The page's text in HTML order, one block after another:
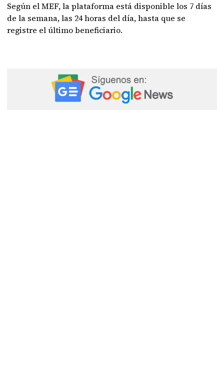
Según el MEF, la plataforma está disponible los 7 días
de la semana, las 24 horas del día, hasta que se
registre el último beneficiario.